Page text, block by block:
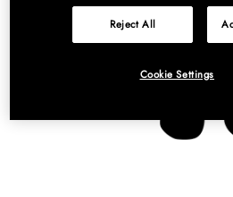
Reject All
Cookie Settings